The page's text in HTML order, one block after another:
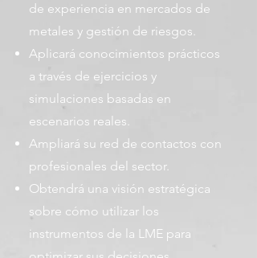
de experiencia en mercados de
metales y gestión de riesgos.
Aplicará conocimientos prácticos
a través de ejercicios y
simulaciones basadas en
escenarios reales.
Ampliará su red de contactos con
profesionales del sector.
Obtendrá una visión estratégica
sobre cómo utilizar los
instrumentos de la LME para